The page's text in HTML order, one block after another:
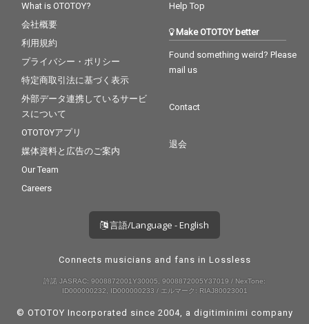
What is OTOTOY?
会社概要
利用規約
プライバシー・ポリシー
特定商取引法に基づく表示
外部データ連携しているサービ
スについて
OTOTOYアプリ
媒体資料と広告のご案内
Our Team
Careers
Help Top
Make OTOTOY better
Found something weird? Please
mail us
Contact
退会
言語/Language - English
Connects musicians and fans in Lossless
許諾 JASRAC: 9008872001Y30005, 9008872005Y37019 / NexTone:
ID000000232, ID000000233 / エルマーク: RIAJ80023001
© OTOTOY Incorporated since 2004, a digitiminimi company